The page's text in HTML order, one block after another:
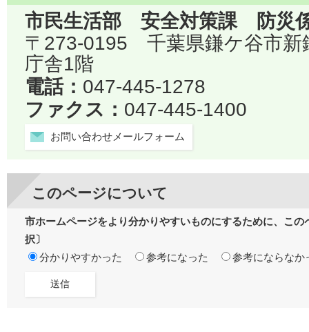
市民生活部 安全対策課 防災
〒273-0195 千葉県鎌ケ谷市
庁舎1階
電話： 047-445-1278
ファクス： 047-445-1400
お問い合わせメールフォーム
このページについて
市ホームページをより分かりやすいものにするために、こ
択〕
分かりやすかった
参考になった 参考にならなか